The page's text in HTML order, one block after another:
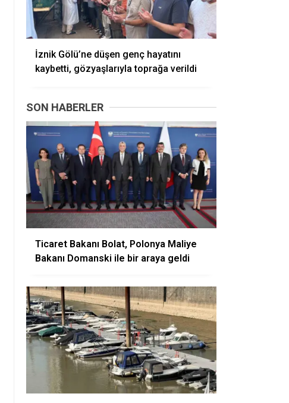
İznik Gölü’ne düşen genç hayatını
kaybetti, gözyaşlarıyla toprağa verildi
SON HABERLER
Ticaret Bakanı Bolat, Polonya Maliye
Bakanı Domanski ile bir araya geldi